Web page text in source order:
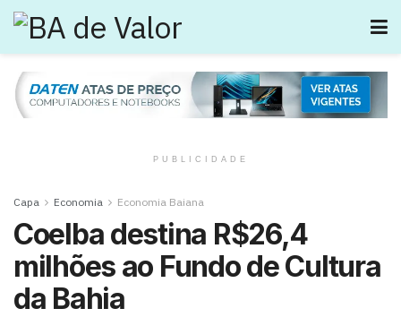
PUBLICIDADE
Capa Economia Economia Baiana
Coelba destina R$26,4
milhões ao Fundo de Cultura
da Bahia